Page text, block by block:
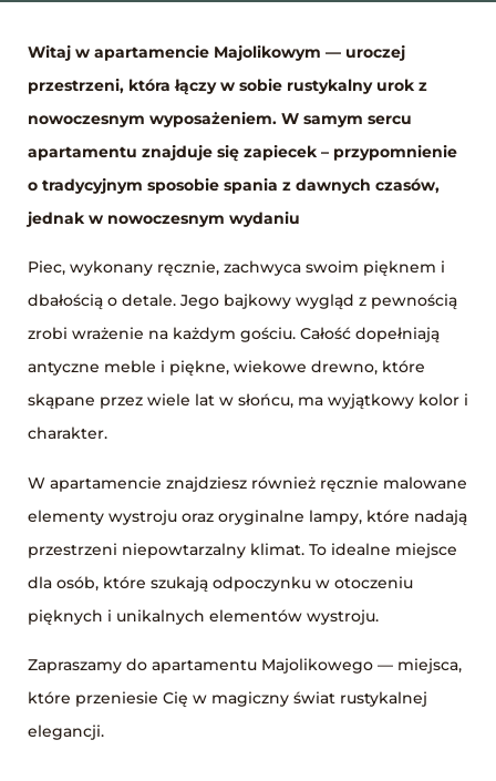
Witaj w apartamencie Majolikowym — uroczej
przestrzeni, która łączy w sobie rustykalny urok z
nowoczesnym wyposażeniem. W samym sercu
apartamentu znajduje się zapiecek – przypomnienie
o tradycyjnym sposobie spania z dawnych czasów,
jednak w nowoczesnym wydaniu
Piec, wykonany ręcznie, zachwyca swoim pięknem i
dbałością o detale. Jego bajkowy wygląd z pewnością
zrobi wrażenie na każdym gościu. Całość dopełniają
antyczne meble i piękne, wiekowe drewno, które
skąpane przez wiele lat w słońcu, ma wyjątkowy kolor i
charakter.
W apartamencie znajdziesz również ręcznie malowane
elementy wystroju oraz oryginalne lampy, które nadają
przestrzeni niepowtarzalny klimat. To idealne miejsce
dla osób, które szukają odpoczynku w otoczeniu
pięknych i unikalnych elementów wystroju.
Zapraszamy do apartamentu Majolikowego — miejsca,
które przeniesie Cię w magiczny świat rustykalnej
elegancji.